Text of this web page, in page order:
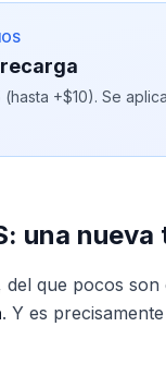
+$10). Se
una
que pocos son
. Y es